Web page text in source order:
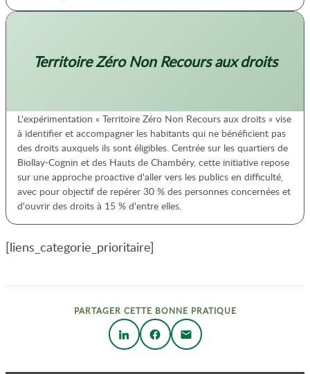
Territoire Zéro Non Recours aux droits
L'expérimentation « Territoire Zéro Non Recours aux droits » vise
à identifier et accompagner les habitants qui ne bénéficient pas
des droits auxquels ils sont éligibles. Centrée sur les quartiers de
Biollay-Cognin et des Hauts de Chambéry, cette initiative repose
sur une approche proactive d'aller vers les publics en difficulté,
avec pour objectif de repérer 30 % des personnes concernées et
d'ouvrir des droits à 15 % d'entre elles.
[liens_categorie_prioritaire]
PARTAGER CETTE BONNE PRATIQUE